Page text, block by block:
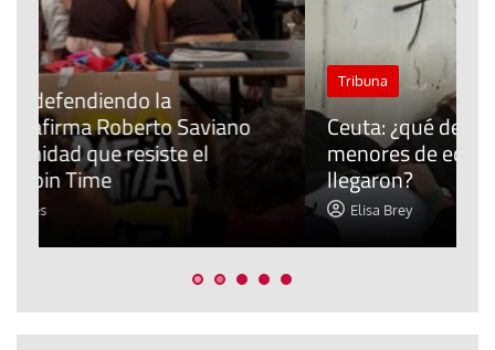
Tribuna
Ceuta: ¿qué derechos tienen los
menores de edad extranjeros que
llegaron?